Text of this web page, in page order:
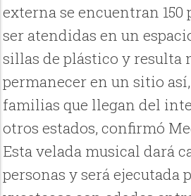
externa se encuentran 150
ser atendidas en un
sillas de plástico y resulta
permanecer en un sitio
familias que llegan del
otros estados, confirmó
Esta velada musical dará
personas y será ejecutada